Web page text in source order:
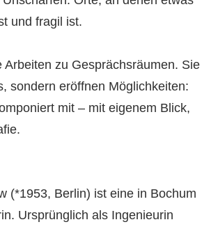
und fragil ist.
Arbeiten zu Gesprächsräumen. Sie
sondern eröffnen Möglichkeiten:
mit – mit eigenem Blick,
(*1953, Berlin) ist eine in Bochum
Ursprünglich als Ingenieurin